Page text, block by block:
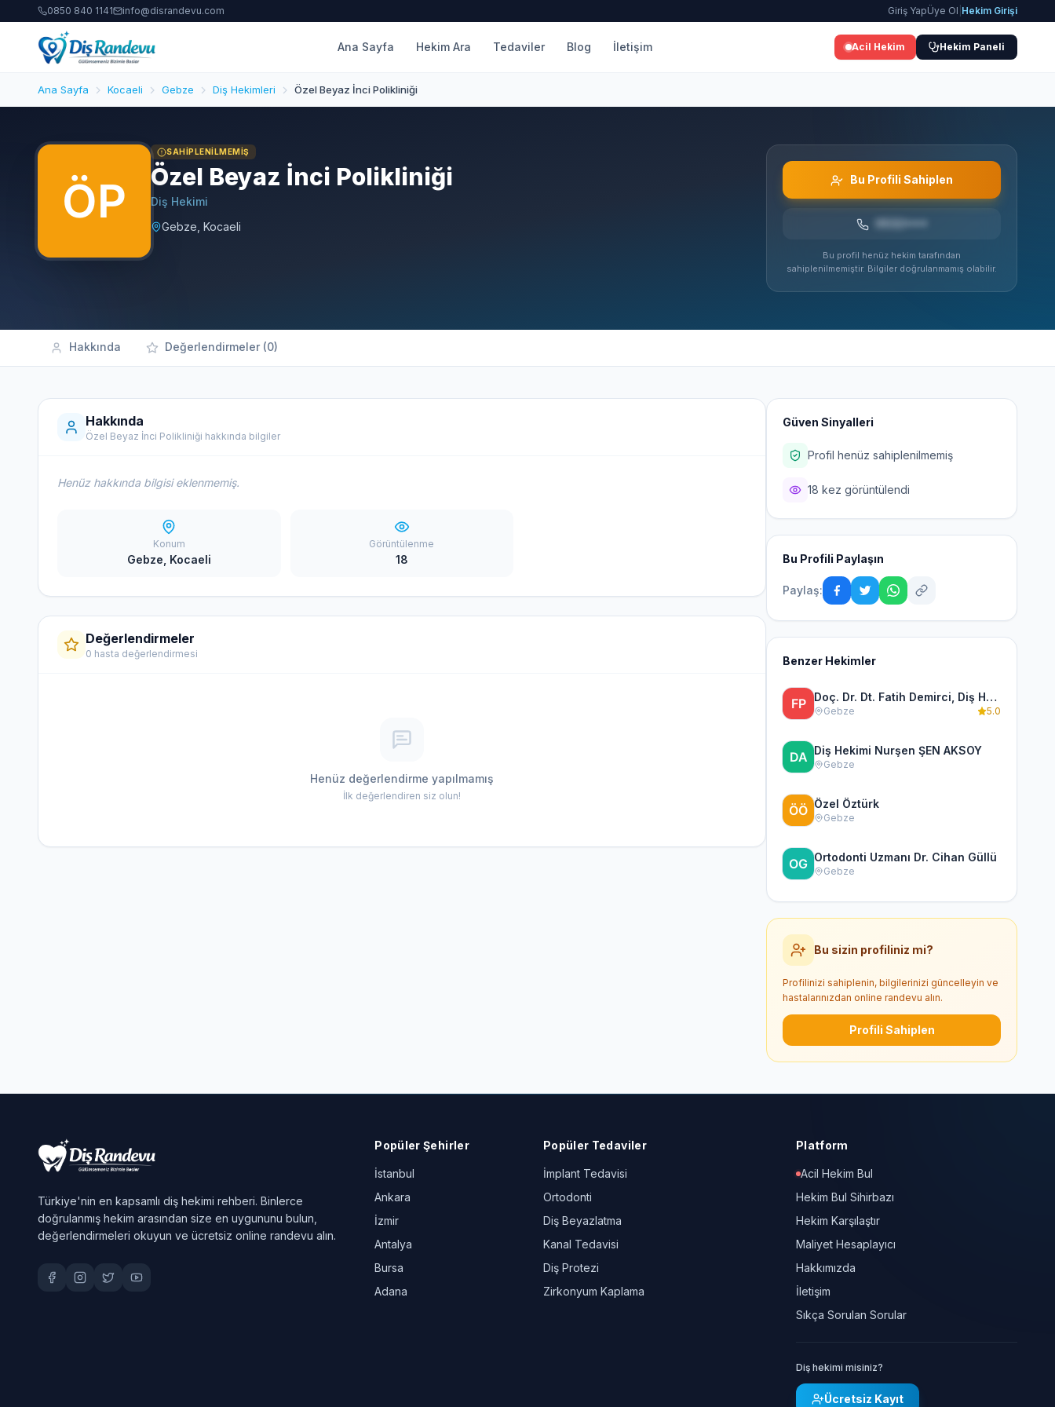
0850 840 1141 info@disrandevu.com Giriş YapÜye Ol Hekim Girişi
Ana Sayfa Hekim Ara Tedaviler Blog İletişim Acil Hekim Hekim Paneli
Ana Sayfa Kocaeli Gebze Diş Hekimleri Özel Beyaz İnci Polikliniği
SAHIPLENILMEMIŞ
Özel Beyaz İnci Polikliniği
Diş Hekimi
Gebze, Kocaeli
Bu Profili Sahiplen
Bu profil henüz hekim tarafından
sahiplenilmemiştir. Bilgiler doğrulanmamış olabilir.
Hakkında Değerlendirmeler (0)
Hakkında
Özel Beyaz İnci Polikliniği hakkında bilgiler
Henüz hakkında bilgisi eklenmemiş.
Konum
Gebze, Kocaeli
Görüntülenme
18
Değerlendirmeler
0 hasta değerlendirmesi
Henüz değerlendirme yapılmamış
İlk değerlendiren siz olun!
Güven Sinyalleri
Profil henüz sahiplenilmemiş
18 kez görüntülendi
Bu Profili Paylaşın
Paylaş:
Benzer Hekimler
Doç. Dr. Dt. Fatih Demirci, Diş Hekimi, Gülüş Tasarımı, Çene Eklemi ve Protez
Gebze 5.0
Diş Hekimi Nurşen ŞEN AKSOY
Gebze
Özel Öztürk
Gebze
Ortodonti Uzmanı Dr. Cihan Güllü
Gebze
Bu sizin profiliniz mi?
Profilinizi sahiplenin, bilgilerinizi güncelleyin ve
hastalarınızdan online randevu alın.
Profili Sahiplen
Türkiye'nin en kapsamlı diş hekimi rehberi. Binlerce
doğrulanmış hekim arasından size en uygununu bulun,
değerlendirmeleri okuyun ve ücretsiz online randevu alın.
Popüler Şehirler
İstanbul
Ankara
İzmir
Antalya
Bursa
Adana
Popüler Tedaviler
İmplant Tedavisi
Ortodonti
Diş Beyazlatma
Kanal Tedavisi
Diş Protezi
Zirkonyum Kaplama
Platform
Acil Hekim Bul
Hekim Bul Sihirbazı
Hekim Karşılaştır
Maliyet Hesaplayıcı
Hakkımızda
İletişim
Sıkça Sorulan Sorular
Diş hekimi misiniz?
Ücretsiz Kayıt